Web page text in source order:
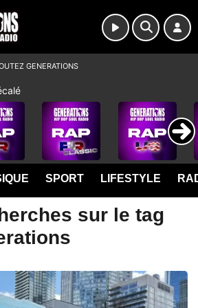
SPORT LIFESTYLE
sur le tag
GENERATIONS